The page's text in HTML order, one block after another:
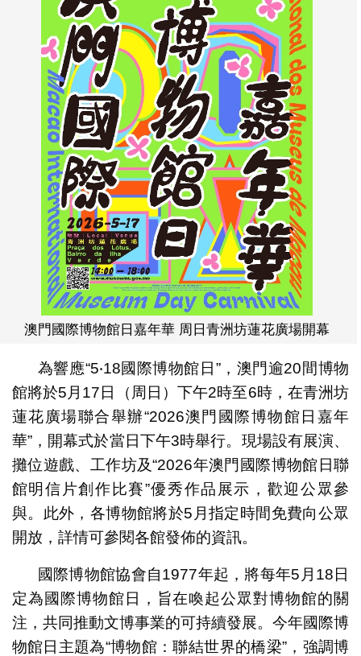
澳門國際博物館日嘉年華 周日青洲坊蓮花廣場開幕
為響應“5‧18國際博物館日”，澳門逾20間博物
館將於5月17日（周日）下午2時至6時，在青洲坊
蓮花廣場聯合舉辦“2026澳門國際博物館日嘉年
華”，開幕式於當日下午3時舉行。現場設有展演、
攤位遊戲、工作坊及“2026年澳門國際博物館日聯
館明信片創作比賽”優秀作品展示，歡迎公眾參
與。此外，各博物館將於5月指定時間免費向公眾
開放，詳情可參閱各館發佈的資訊。
國際博物館協會自1977年起，將每年5月18日
定為國際博物館日，旨在喚起公眾對博物館的關
注，共同推動文博事業的可持續發展。今年國際博
物館日主題為“博物館：聯結世界的橋梁”，強調博